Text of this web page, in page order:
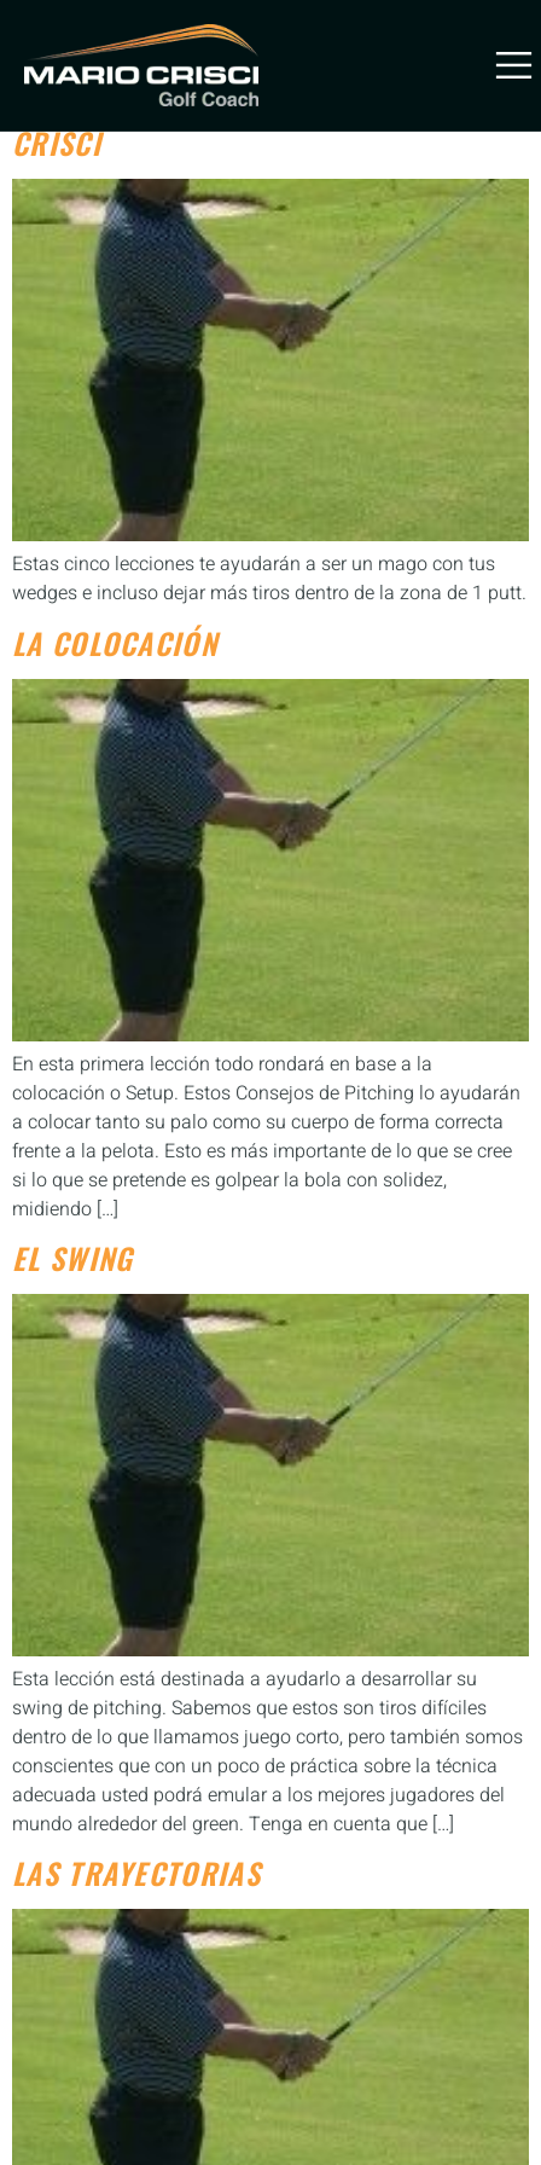
Categoría:pitching
LECCIONES DE PITCHING CON MARIO
CRISCI
Estas cinco lecciones te ayudarán a ser un mago con tus
wedges e incluso dejar más tiros dentro de la zona de 1 putt.
LA COLOCACIÓN
En esta primera lección todo rondará en base a la
colocación o Setup. Estos Consejos de Pitching lo ayudarán
a colocar tanto su palo como su cuerpo de forma correcta
frente a la pelota. Esto es más importante de lo que se cree
si lo que se pretende es golpear la bola con solidez,
midiendo […]
EL SWING
Esta lección está destinada a ayudarlo a desarrollar su
swing de pitching. Sabemos que estos son tiros difíciles
dentro de lo que llamamos juego corto, pero también somos
conscientes que con un poco de práctica sobre la técnica
adecuada usted podrá emular a los mejores jugadores del
mundo alrededor del green. Tenga en cuenta que […]
LAS TRAYECTORIAS